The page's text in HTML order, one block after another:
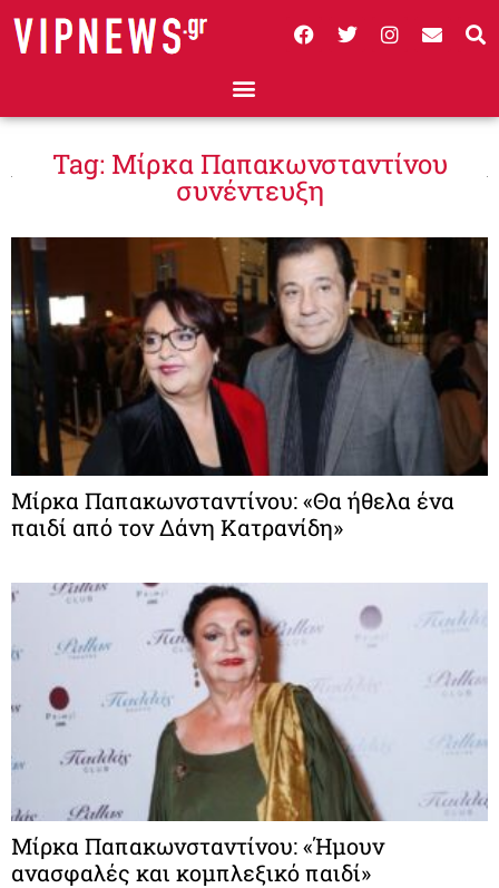
Tag: Μίρκα Παπακωνσταντίνου
συνέντευξη
Μίρκα Παπακωνσταντίνου: «Θα ήθελα ένα
παιδί από τον Δάνη Κατρανίδη»
Μίρκα Παπακωνσταντίνου: «Ήμουν
ανασφαλές και κομπλεξικό παιδί»